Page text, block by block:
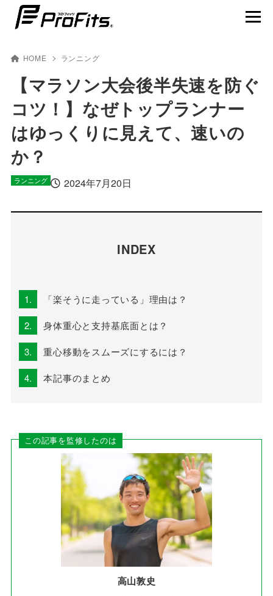
NEWS一覧
プロ･フィッツ®とは
製品ラインナップ
HOME ランニング
【マラソン大会後半失速を防ぐ
コツ！】なぜトップランナー
はゆっくりに見えて、速いの
か？
2024年7月20日
ランニング
INDEX
1. 「楽そうに走っている」理由は？
2. 身体重心と支持基底面とは？
3. 重心移動をスムーズにするには？
4. 本記事のまとめ
この記事を監修したのは
高山敦史